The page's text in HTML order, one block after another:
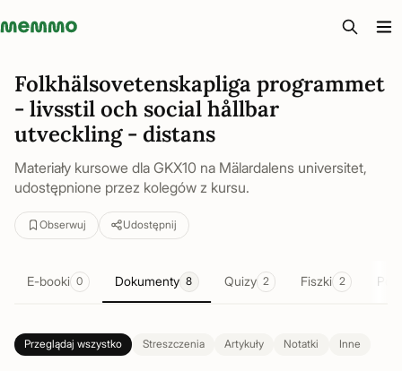
Memmo - AI-verktyg och digital kurslitteratur
Folkhälsovetenskapliga programmet
- livsstil och social hållbar
utveckling - distans
Materiały kursowe dla GKX10 na Mälardalens universitet,
udostępnione przez kolegów z kursu.
Obserwuj Udostępnij
E-booki 0 Dokumenty 8 Quizy 2 Fiszki 2
Przeglądaj wszystko Streszczenia Artykuły Notatki Inne